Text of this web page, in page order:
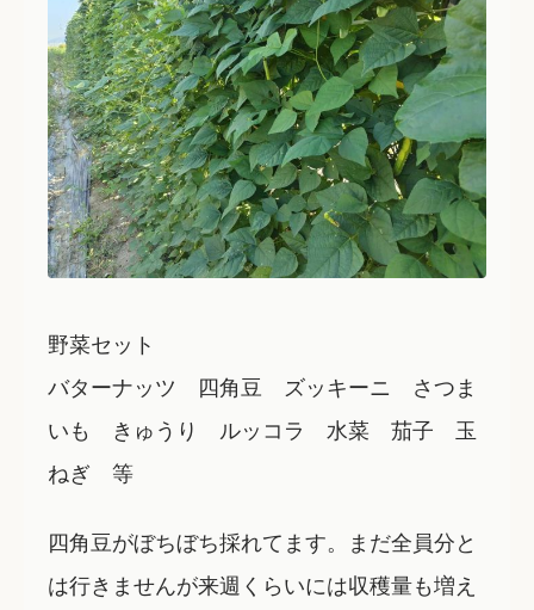
野菜セット
バターナッツ 四角豆 ズッキーニ さつま
いも きゅうり ルッコラ 水菜 茄子 玉
ねぎ 等
四角豆がぼちぼち採れてます。まだ全員分と
は行きませんが来週くらいには収穫量も増え